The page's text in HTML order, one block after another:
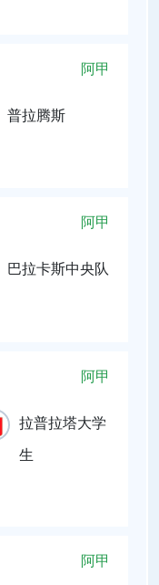
阿甲
普拉腾斯
阿甲
巴拉卡斯中央队
阿甲
拉普拉塔大学
生
阿甲